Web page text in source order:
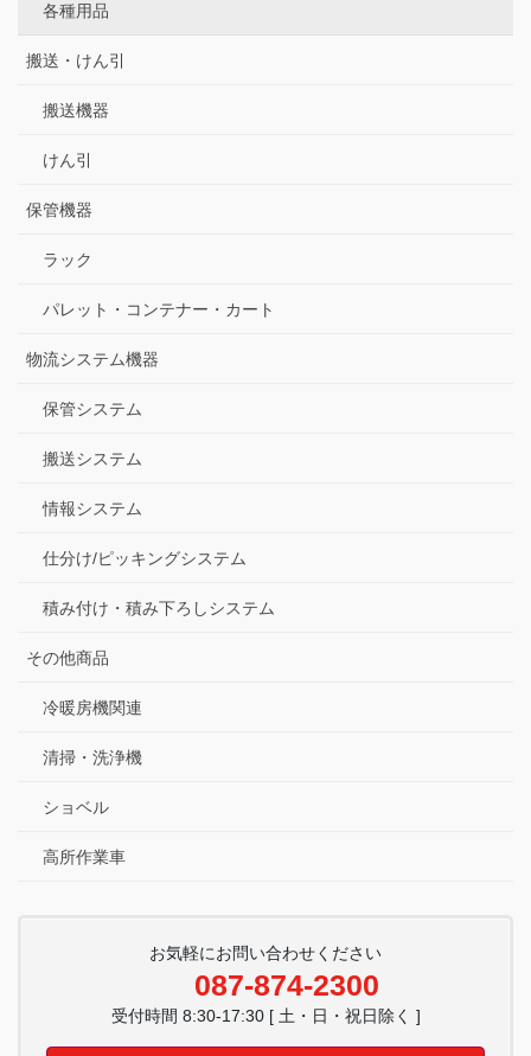
各種用品
搬送・けん引
搬送機器
けん引
保管機器
ラック
パレット・コンテナー・カート
物流システム機器
保管システム
搬送システム
情報システム
仕分け/ピッキングシステム
積み付け・積み下ろしシステム
その他商品
冷暖房機関連
清掃・洗浄機
ショベル
高所作業車
お気軽にお問い合わせください
087-874-2300
受付時間 8:30-17:30 [ 土・日・祝日除く ]